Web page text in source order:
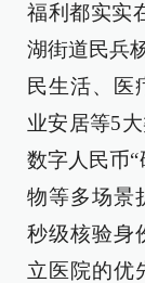
福利都实实
湖街道民兵
民生活、医
业安居等5
数字人民币
物等多场景
秒级核验身
立医院的优